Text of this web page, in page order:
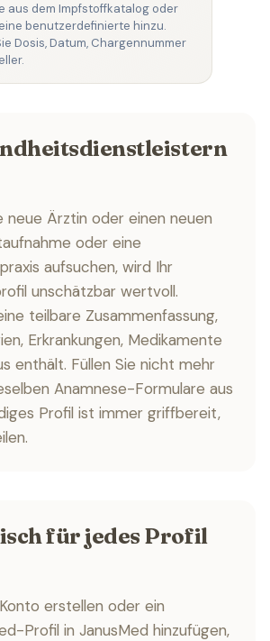
aus dem Impfstoffkatalog oder
benutzerdefinierte hinzu.
Dosis, Datum, Chargennummer
neue Ärztin oder einen neuen
oder eine
aufsuchen, wird Ihr
unschätzbar wertvoll.
teilbare Zusammenfassung,
Erkrankungen, Medikamente
enthält. Füllen Sie nicht mehr
Anamnese-Formulare aus
Profil ist immer griffbereit,
für jedes Profil
erstellen oder ein
Profil in JanusMed hinzufügen,